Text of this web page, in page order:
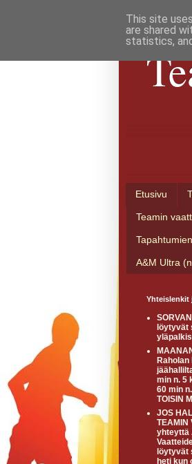
Etusivu
Teamin
A&M Ultra
Yhteislenkit
löytyvät
min n. 5
60 min
TOISIN
JOS
TEAMIN
yhteyttä
löytyvät
heti kun
This site
are shared
statistics,